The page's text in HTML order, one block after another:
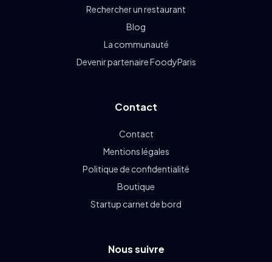
Rechercher un restaurant
Blog
La communauté
Devenir partenaire FoodyParis
Contact
Contact
Mentions légales
Politique de confidentialité
Boutique
Startup carnet de bord
Nous suivre